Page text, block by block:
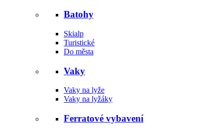
Batohy
Skialp
Turistické
Do města
Vaky
Vaky na lyže
Vaky na lyžáky
Ferratové vybavení